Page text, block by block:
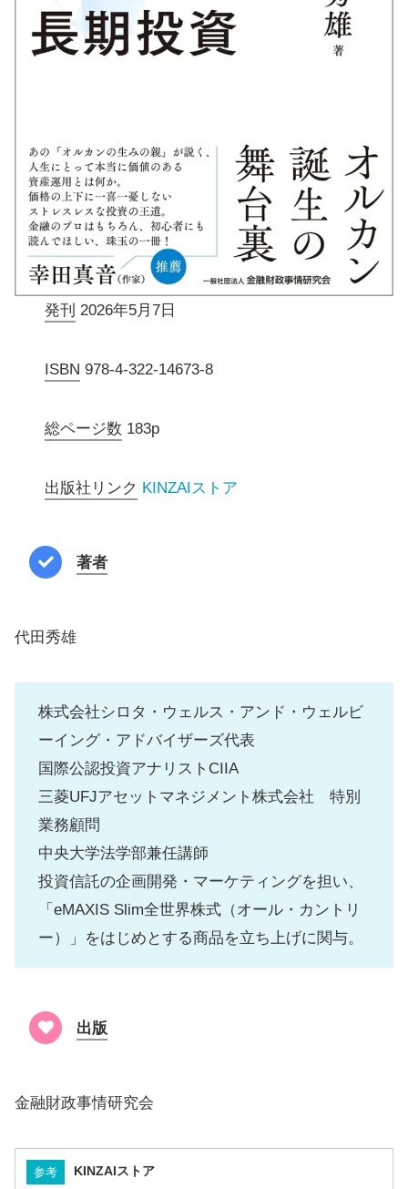
発刊 2026年5月7日
ISBN 978-4-322-14673-8
総ページ数 183p
出版社リンク KINZAIストア
著者
代田秀雄
株式会社シロタ・ウェルス・アンド・ウェルビ
ーイング・アドバイザーズ代表
国際公認投資アナリストCIIA
三菱UFJアセットマネジメント株式会社 特別
業務顧問
中央大学法学部兼任講師
投資信託の企画開発・マーケティングを担い、
「eMAXIS Slim全世界株式（オール・カントリ
ー）」をはじめとする商品を立ち上げに関与。
出版
金融財政事情研究会
参考 KINZAIストア